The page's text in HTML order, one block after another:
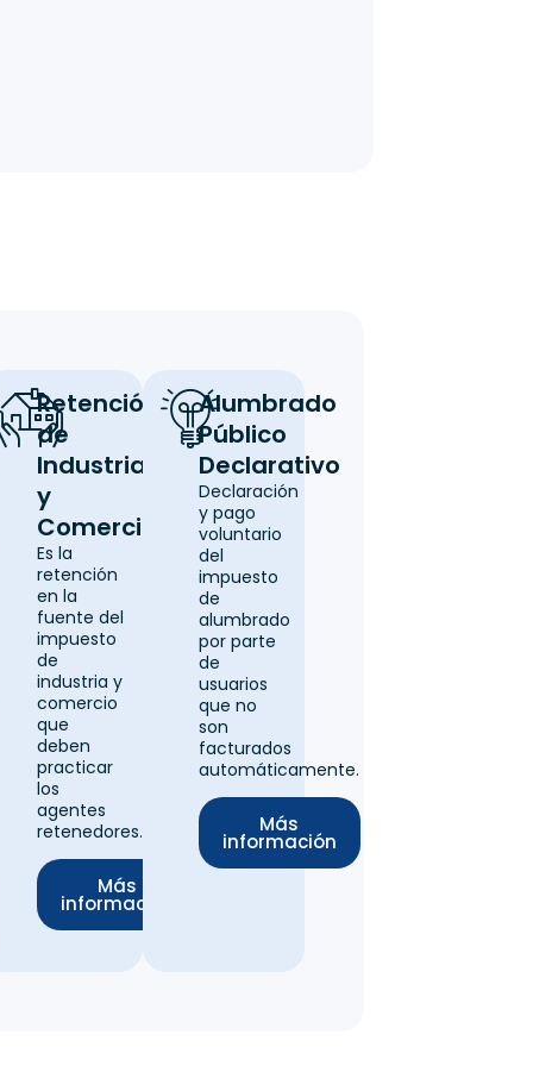
Retención
de
Industria
y
Comercio
Es la
retención
en la
fuente del
impuesto
de
industria y
comercio
que
deben
practicar
los
agentes
retenedores.
Más
información
Alumbrado
Público
Declarativo
Declaración
y pago
voluntario
del
impuesto
de
alumbrado
por parte
de
usuarios
que no
son
facturados
automáticamente.
Más
información